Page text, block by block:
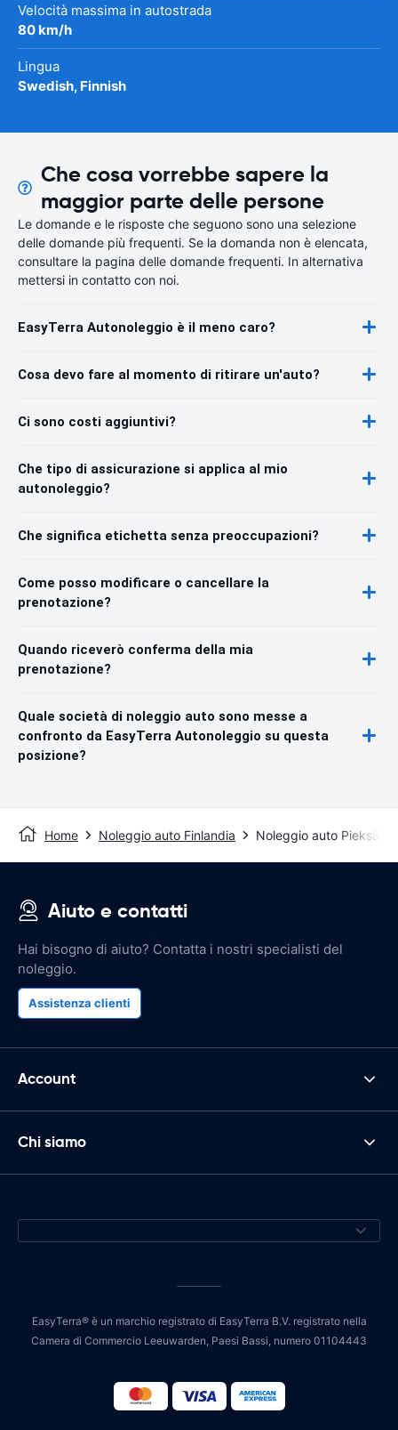
Velocità massima in autostrada
80 km/h
Lingua
Swedish, Finnish
Che cosa vorrebbe sapere la
maggior parte delle persone
Le domande e le risposte che seguono sono una selezione
delle domande più frequenti. Se la domanda non è elencata,
consultare la pagina delle domande frequenti. In alternativa
mettersi in contatto con noi.
EasyTerra Autonoleggio è il meno caro?
Cosa devo fare al momento di ritirare un'auto?
Ci sono costi aggiuntivi?
Che tipo di assicurazione si applica al mio
autonoleggio?
Che significa etichetta senza preoccupazioni?
Come posso modificare o cancellare la
prenotazione?
Quando riceverò conferma della mia
prenotazione?
Quale società di noleggio auto sono messe a
confronto da EasyTerra Autonoleggio su questa
posizione?
Home Noleggio auto Finlandia Noleggio auto
Aiuto e contatti
Hai bisogno di aiuto? Contatta i nostri specialisti del
noleggio.
Assistenza clienti
Account
Chi siamo
EasyTerra® è un marchio registrato di EasyTerra B.V. registrato nella
Camera di Commercio Leeuwarden, Paesi Bassi, numero 01104443